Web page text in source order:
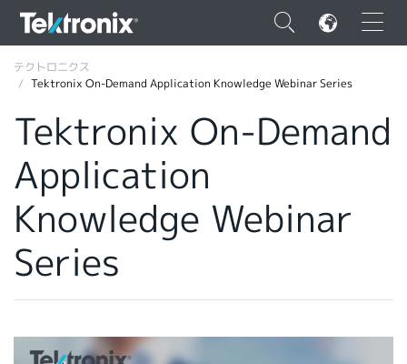
×
ENGLISH
FRANÇAIS
DEUTSCH
日本語
テクトロニクス
Tektronix On-Demand Application Knowledge Webinar Series
Tektronix On-Demand
Application
Knowledge Webinar
Series